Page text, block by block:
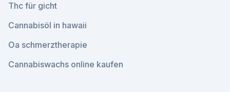
Thc für gicht
Cannabisöl in hawaii
Oa schmerztherapie
Cannabiswachs online kaufen